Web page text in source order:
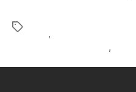
,
,